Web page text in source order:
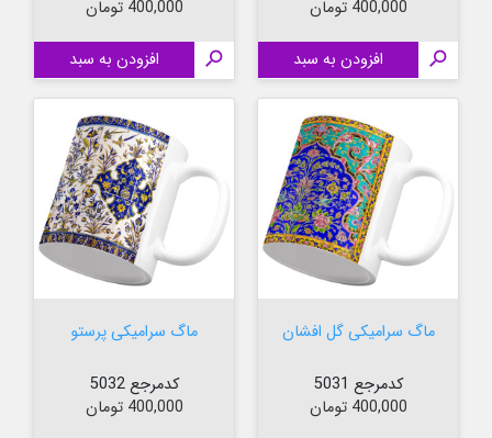
قیمت
400,000 تومان
 افزودن به سبد
قیمت
400,000 تومان
 افزودن به سبد
ماگ سرامیکی گل افشان
کدمرجع 5031
قیمت
400,000 تومان
ماگ سرامیکی پرستو
کدمرجع 5032
قیمت
400,000 تومان